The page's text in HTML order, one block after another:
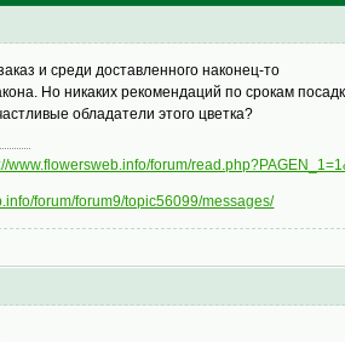
и среди доставленного наконец-то
Но никаких рекомендаций по срокам
обладатели этого цветка?
www.flowersweb.info/forum/
forum/forum9/topic56099/messages/